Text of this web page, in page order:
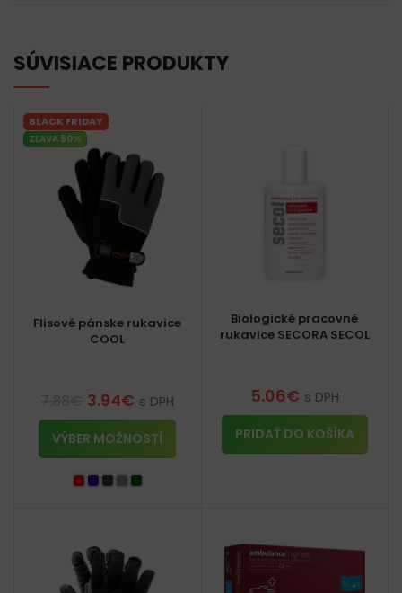
SÚVISIACE PRODUKTY
BLACK FRIDAY
ZĽAVA 50%
Flisové pánske rukavice
COOL
3.94€ s DPH
VÝBER MOŽNOSTÍ
Biologické pracovné
rukavice SECORA SECOL
5.06€ s DPH
PRIDAŤ DO KOŠÍKA